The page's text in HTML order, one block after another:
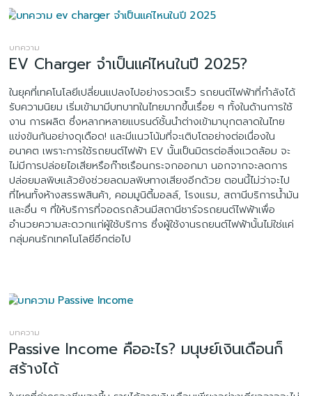
บทความ
EV Charger จำเป็นแค่ไหนในปี 2025?
ในยุคที่เทคโนโลยีเปลี่ยนแปลงไปอย่างรวดเร็ว รถยนต์ไฟฟ้าที่กำลังได้
รับความนิยม เริ่มเข้ามามีบทบาทในไทยมากขึ้นเรื่อย ๆ ทั้งในด้านการใช้
งาน การผลิต ซึ่งหลากหลายแบรนด์ชั้นนำต่างเข้ามาบุกตลาดในไทย
แข่งขันกันอย่างดุเดือด! และมีแนวโน้มที่จะเติบโตอย่างต่อเนื่องใน
อนาคต เพราะการใช้รถยนต์ไฟฟ้า EV นั้นเป็นมิตรต่อสิ่งแวดล้อม จะ
ไม่มีการปล่อยไอเสียหรือก๊าซเรือนกระจกออกมา นอกจากจะลดการ
ปล่อยมลพิษแล้วยังช่วยลดมลพิษทางเสียงอีกด้วย ตอนนี้ไม่ว่าจะไป
ที่ไหนทั้งห้างสรรพสินค้า, คอมมูนิตี้มอลล์, โรงแรม, สถานีบริการน้ำมัน
และอื่น ๆ ที่ให้บริการที่จอดรถล้วนมีสถานีชาร์จรถยนต์ไฟฟ้าเพื่อ
อำนวยความสะดวกแก่ผู้ใช้บริการ ซึ่งผู้ใช้งานรถยนต์ไฟฟ้านั้นไม่ใช่แค่
กลุ่มคนรักเทคโนโลยีอีกต่อไป
บทความ
Passive Income คืออะไร? มนุษย์เงินเดือนก็
สร้างได้